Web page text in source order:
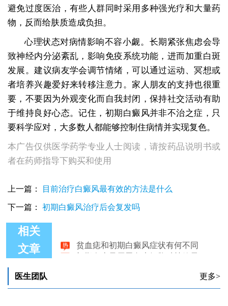
避免过度医治，有些人群同时采用多种强光疗和大量药
物，反而给肤质造成负担。
心理状态对病情影响不容小觑。长期紧张焦虑会导
致神经内分泌紊乱，影响免疫系统功能，进而加重白斑
发展。建议病友学会调节情绪，可以通过运动、冥想或
者培养兴趣爱好来转移注意力。家人朋友的支持也很重
要，不要因为外观变化而自我封闭，保持社交活动有助
于维持良好心态。记住，初期白癜风并非不治之症，只
要科学应对，大多数人都能够控制住病情并实现复色。
本广告仅供医学药学专业人士阅读，请按药品说明书或
者在药师指导下购买和使用
上一篇： 目前治疗白癜风最有效的方法是什么
下一篇： 初期白癜风治疗后会复发吗
相关
文章
初期白癜风用黑色素细胞种植效果怎么样
炎症后色素减退和初期白癜风有什么不同
医生团队 更多>